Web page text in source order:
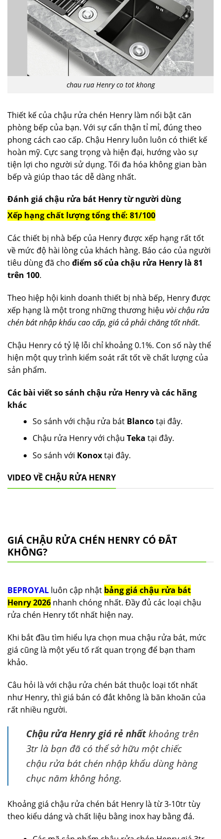
chau rua Henry co tot khong
Thiết kế của chậu rửa chén Henry làm nổi bật căn
phòng bếp của bạn. Với sự cẩn thận tỉ mỉ, đúng theo
phong cách cao cấp. Chậu Henry luôn luôn có thiết kế
hoàn mỹ. Cực sang trọng và hiện đại, hướng vào sự
tiện lợi cho người sử dụng. Tối đa hóa không gian bàn
bếp và giúp thao tác dễ dàng nhất.
Đánh giá chậu rửa bát Henry từ người dùng
Xếp hạng chất lượng tổng thể: 81/100
Các thiết bị nhà bếp của Henry được xếp hạng rất tốt
về mức độ hài lòng của khách hàng. Báo cáo của người
tiêu dùng đã cho điểm số của chậu rửa Henry là 81
trên 100.
Theo hiệp hội kinh doanh thiết bị nhà bếp, Henry được
xếp hạng là một trong những thương hiệu vòi chậu rửa
chén bát nhập khẩu cao cấp, giá cả phải chăng tốt nhất.
Chậu Henry có tỷ lệ lỗi chỉ khoảng 0.1%. Con số này thể
hiện một quy trình kiểm soát rất tốt về chất lượng của
sản phẩm.
Các bài viết so sánh chậu rửa Henry và các hãng
khác
So sánh với chậu rửa bát Blancotại đây.
Chậu rửa Henry với chậu Teka tại đây.
So sánh với Konoxtại đây.
VIDEO VỀ CHẬU RỬA HENRY
GIÁ CHẬU RỬA CHÉN HENRY CÓ ĐẮT
KHÔNG?
BEPROYAL luôn cập nhật bảng giá chậu rửa bát
Henry 2026 nhanh chóng nhất. Đầy đủ các loại chậu
rửa chén Henry tốt nhất hiện nay.
Khi bắt đầu tìm hiểu lựa chọn mua chậu rửa bát, mức
giá cũng là một yếu tố rất quan trọng để bạn tham
khảo.
Câu hỏi là với chậu rửa chén bát thuộc loại tốt nhất
như Henry, thì giá bán có đắt không là băn khoăn của
rất nhiều người.
Chậu rửa Henry giá rẻ nhấtkhoảng trên
3tr là bạn đã có thể sở hữu một chiếc
chậu rửa bát chén nhập khẩu dùng hàng
chục năm không hỏng.
Khoảng giá chậu rửa chén bát Henry là từ 3-10tr tùy
theo kiểu dáng và chất liệu bằng inox hay bằng đá.